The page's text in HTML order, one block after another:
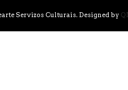
Servizos Culturais. Designed by